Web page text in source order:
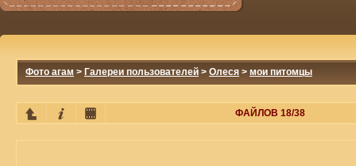
Фото агам > Галереи пользователей > Олеся > мои питомцы
ФАЙЛОВ 18/38